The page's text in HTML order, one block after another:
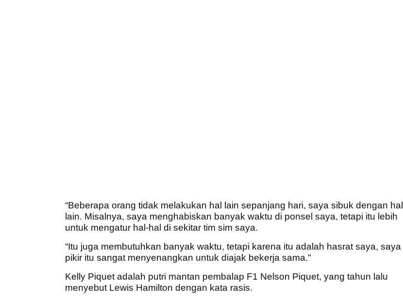
“Beberapa orang tidak melakukan hal lain sepanjang hari, saya sibuk dengan hal
lain. Misalnya, saya menghabiskan banyak waktu di ponsel saya, tetapi itu lebih
untuk mengatur hal-hal di sekitar tim sim saya.
“Itu juga membutuhkan banyak waktu, tetapi karena itu adalah hasrat saya, saya
pikir itu sangat menyenangkan untuk diajak bekerja sama."
Kelly Piquet adalah putri mantan pembalap F1 Nelson Piquet, yang tahun lalu
menyebut Lewis Hamilton dengan kata rasis.